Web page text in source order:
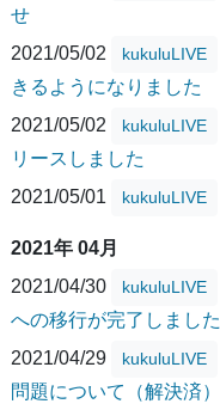
せ
2021/05/02
kukuluLIVE
きるようになりました
2021/05/02
kukuluLIVE
リースしました
2021/05/01
kukuluLIVE
2021年 04月
2021/04/30
kukuluLIVE
への移行が完了しました
2021/04/29
kukuluLIVE
問題について（解決済）